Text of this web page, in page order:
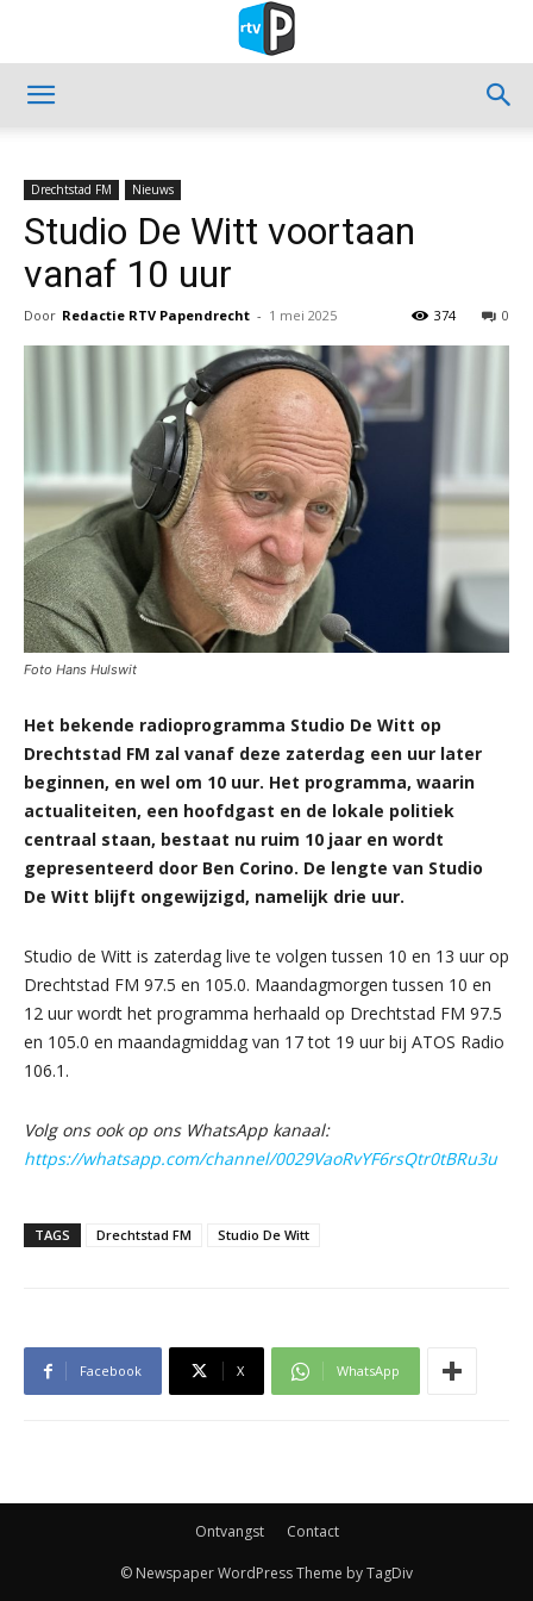
Drechtstad FM Nieuws
Studio De Witt voortaan
vanaf 10 uur
Door Redactie RTV Papendrecht - 1 mei 2025 0
374
Foto Hans Hulswit
Het bekende radioprogramma Studio De Witt op
Drechtstad FM zal vanaf deze zaterdag een uur later
beginnen, en wel om 10 uur. Het programma, waarin
actualiteiten, een hoofdgast en de lokale politiek
centraal staan, bestaat nu ruim 10 jaar en wordt
gepresenteerd door Ben Corino. De lengte van Studio
De Witt blijft ongewijzigd, namelijk drie uur.
Studio de Witt is zaterdag live te volgen tussen 10 en 13 uur op
Drechtstad FM 97.5 en 105.0. Maandagmorgen tussen 10 en
12 uur wordt het programma herhaald op Drechtstad FM 97.5
en 105.0 en maandagmiddag van 17 tot 19 uur bij ATOS Radio
106.1.
Volg ons ook op ons WhatsApp kanaal:
https://whatsapp.com/channel/0029VaoRvYF6rsQtr0tBRu3u
TAGS Drechtstad FM Studio De Witt
Facebook X WhatsApp
Ontvangst Contact
© Newspaper WordPress Theme by TagDiv